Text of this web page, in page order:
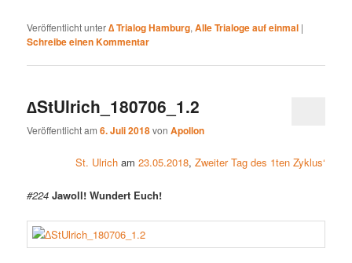
Veröffentlicht unter∆ Trialog Hamburg,Alle Trialoge auf einmal |
Schreibe einen Kommentar
∆StUlrich_180706_1.2
Veröffentlicht am6. Juli 2018vonApollon
St. Ulricham 23.05.2018, Zweiter Tag des 1ten Zyklus‘
#224 Jawoll! Wundert Euch!